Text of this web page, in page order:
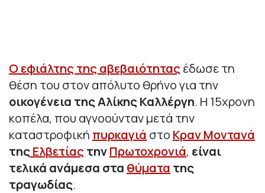
Ο εφιάλτης της αβεβαιότητας έδωσε τη
θέση του στον απόλυτο θρήνο για την
οικογένεια της Αλίκης Καλλέργη. Η 15χρονη
κοπέλα, που αγνοούνταν μετά την
καταστροφική πυρκαγιά στο Κραν Μοντανά
τηςΕλβετίας τηνΠρωτοχρονιά, είναι
τελικά ανάμεσα στα θύματα της
τραγωδίας.